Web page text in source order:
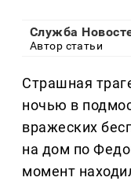
Служба
Автор статьи
Страшная
ночью в
вражеских
на дом по
момент